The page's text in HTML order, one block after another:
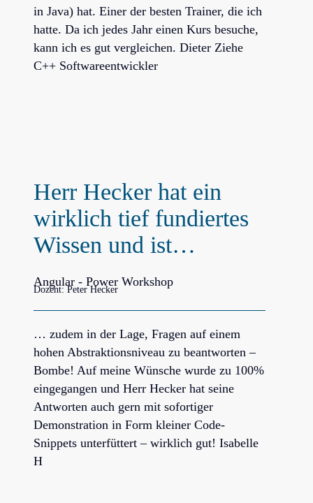
in Java) hat. Einer der besten Trainer, die ich
hatte. Da ich jedes Jahr einen Kurs besuche,
kann ich es gut vergleichen. Dieter Ziehe
C++ Softwareentwickler
Herr Hecker hat ein
wirklich tief fundiertes
Wissen und ist…
Angular - Power Workshop
Dozent: Peter Hecker
… zudem in der Lage, Fragen auf einem
hohen Abstraktionsniveau zu beantworten –
Bombe! Auf meine Wünsche wurde zu 100%
eingegangen und Herr Hecker hat seine
Antworten auch gern mit sofortiger
Demonstration in Form kleiner Code-
Snippets unterfüttert – wirklich gut! Isabelle
H